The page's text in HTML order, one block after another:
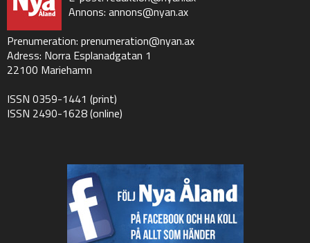
Annons: annons@nyan.ax
Prenumeration: prenumeration@nyan.ax
Adress: Norra Esplanadgatan 1
22100 Mariehamn
ISSN 0359-1441 (print)
ISSN 2490-1628 (online)